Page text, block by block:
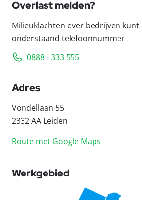
Overlast melden?
Milieuklachten over bedrijven kunt
onderstaand telefoonnummer
0888 - 333 555
Adres
Vondellaan 55
2332 AA Leiden
Route met Google Maps
Werkgebied